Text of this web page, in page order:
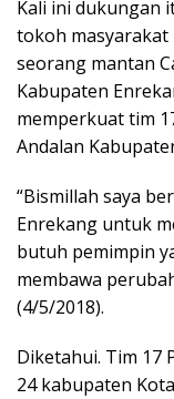
Kali ini dukungan
tokoh masyarakat
seorang mantan
Kabupaten
memperkuat tim
Andalan
“Bismillah saya
Enrekang untuk
butuh pemimpin
membawa
(4/5/2018).
Diketahui. Tim 17
24 kabupaten